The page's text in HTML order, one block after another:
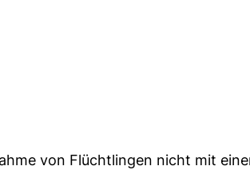
von Flüchtlingen nicht mit